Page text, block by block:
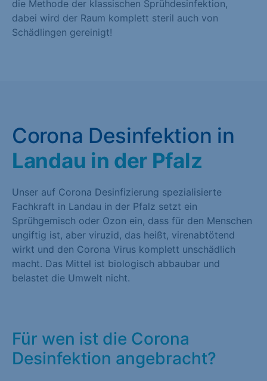
die Methode der klassischen Sprühdesinfektion,
dabei wird der Raum komplett steril auch von
Schädlingen gereinigt!
Corona Desinfektion in
Landau in der Pfalz
Unser auf Corona Desinfizierung spezialisierte
Fachkraft in Landau in der Pfalz setzt ein
Sprühgemisch oder Ozon ein, dass für den Menschen
ungiftig ist, aber viruzid, das heißt, virenabtötend
wirkt und den Corona Virus komplett unschädlich
macht. Das Mittel ist biologisch abbaubar und
belastet die Umwelt nicht.
Für wen ist die Corona
Desinfektion angebracht?